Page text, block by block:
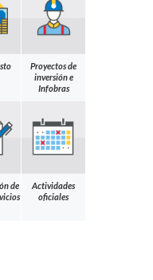
Proyectos de
inversión e
Infobras
de
Actividades
oficiales